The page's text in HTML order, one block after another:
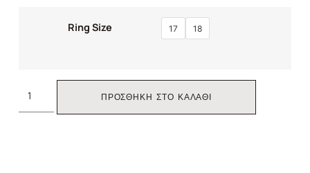
Ring Size 17 18
ΠΡΟΣΘΗΚΗ ΣΤΟ ΚΑΛΑΘΙ